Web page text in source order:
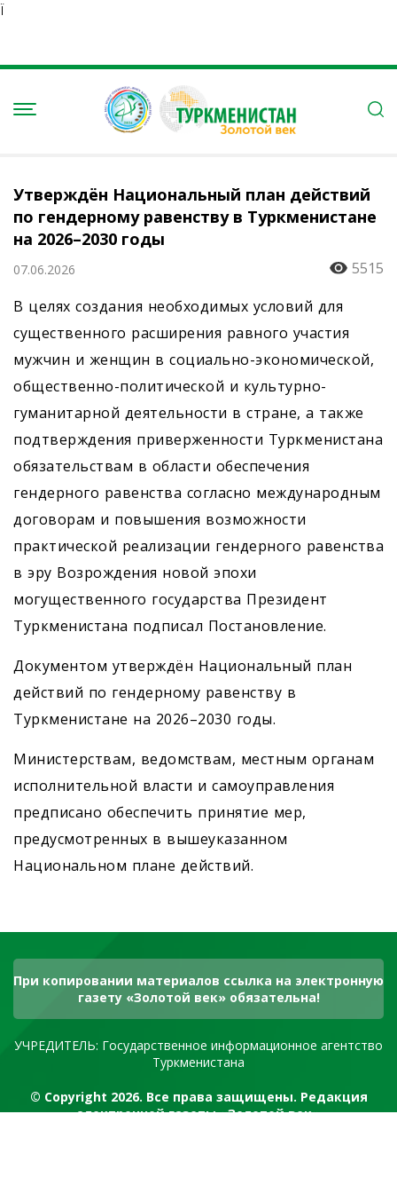
Ï
Утверждён Национальный план действий
по гендерному равенству в Туркменистане
на 2026–2030 годы
07.06.2026
5515
В целях создания необходимых условий для
существенного расширения равного участия
мужчин и женщин в социально-экономической,
общественно-политической и культурно-
гуманитарной деятельности в стране, а также
подтверждения приверженности Туркменистана
обязательствам в области обеспечения
гендерного равенства согласно международным
договорам и повышения возможности
практической реализации гендерного равенства
в эру Возрождения новой эпохи
могущественного государства Президент
Туркменистана подписал Постановление.
Документом утверждён Национальный план
действий по гендерному равенству в
Туркменистане на 2026–2030 годы.
Министерствам, ведомствам, местным органам
исполнительной власти и самоуправления
предписано обеспечить принятие мер,
предусмотренных в вышеуказанном
Национальном плане действий.
При копировании материалов ссылка на электронную
газету «Золотой век» обязательна!
УЧРЕДИТЕЛЬ: Государственное информационное агентство
Туркменистана
© Copyright 2026. Все права защищены. Редакция
электронной газеты «Золотой век»